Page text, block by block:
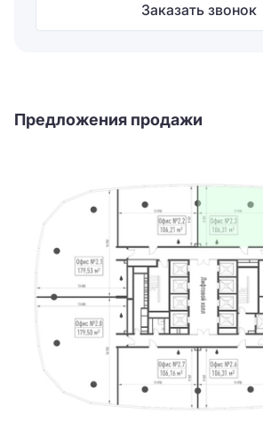
Заказать звонок
Предложения продажи